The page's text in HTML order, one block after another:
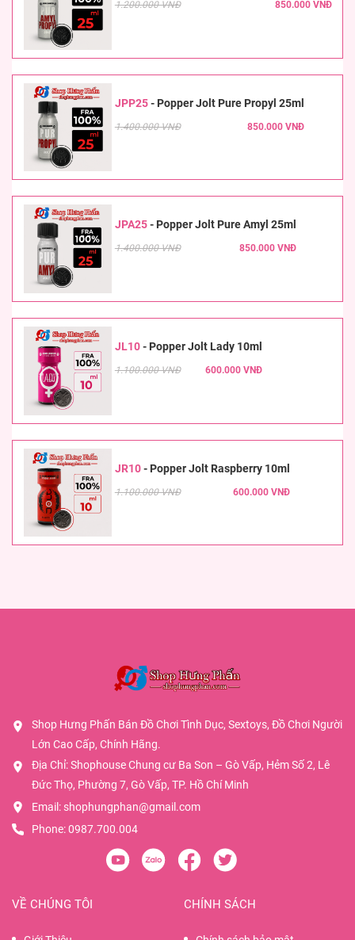
1.200.000 VNĐ 850.000 VNĐ
JPP25- Popper Jolt Pure Propyl 25ml
1.400.000 VNĐ 850.000 VNĐ
JPA25- Popper Jolt Pure Amyl 25ml
1.400.000 VNĐ 850.000 VNĐ
JL10- Popper Jolt Lady 10ml
1.100.000 VNĐ 600.000 VNĐ
JR10- Popper Jolt Raspberry 10ml
1.100.000 VNĐ 600.000 VNĐ
Shop Hưng Phấn Bán Đồ Chơi Tình Dục, Sextoys, Đồ Chơi Người
Lớn Cao Cấp, Chính Hãng.
Địa Chỉ: Shophouse Chung cư Ba Son – Gò Vấp, Hẻm Số 2, Lê
Đức Thọ, Phường 7, Gò Vấp, TP. Hồ Chí Minh
Email: shophungphan@gmail.com
Phone:0987.700.004
VỀ CHÚNG TÔI CHÍNH SÁCH